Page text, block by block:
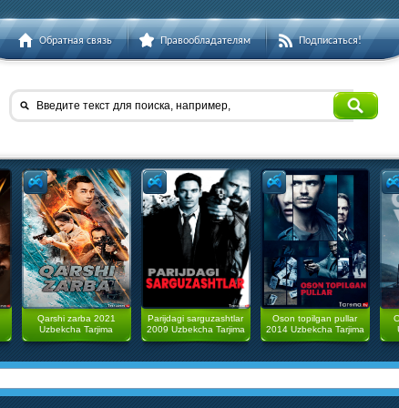
Обратная связь Правообладателям Подписаться!
Введите текст для поиска, например,
Qarshi zarba 2021
Uzbekcha Tarjima
Parijdagi sarguzashtlar
2009 Uzbekcha Tarjima
Oson topilgan pullar
2014 Uzbekcha Tarjima